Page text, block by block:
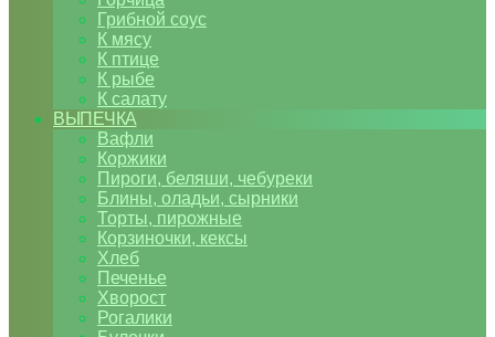
Грибной соус
К мясу
К птице
К рыбе
К салату
ВЫПЕЧКА
Вафли
Коржики
Пироги, беляши, чебуреки
Блины, оладьи, сырники
Торты, пирожные
Корзиночки, кексы
Хлеб
Печенье
Хворост
Рогалики